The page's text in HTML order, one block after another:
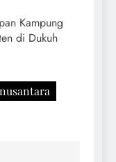
Kampung
di Dukuh